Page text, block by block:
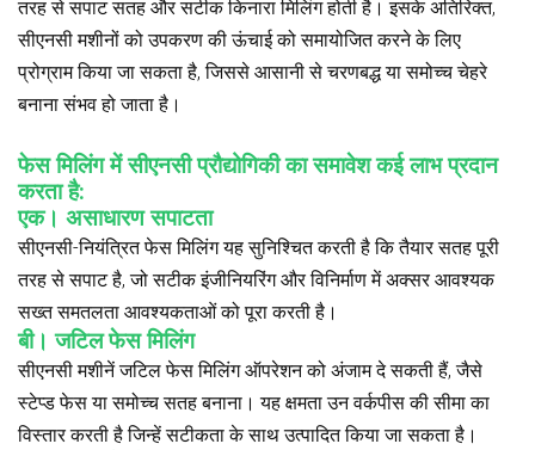
तरह से सपाट सतह और सटीक किनारा मिलिंग होती है। इसके अतिरिक्त,
सीएनसी मशीनों को उपकरण की ऊंचाई को समायोजित करने के लिए
प्रोग्राम किया जा सकता है, जिससे आसानी से चरणबद्ध या समोच्च चेहरे
बनाना संभव हो जाता है।
फेस मिलिंग में सीएनसी प्रौद्योगिकी का समावेश कई लाभ प्रदान
करता है:
एक। असाधारण सपाटता
सीएनसी-नियंत्रित फेस मिलिंग यह सुनिश्चित करती है कि तैयार सतह पूरी
तरह से सपाट है, जो सटीक इंजीनियरिंग और विनिर्माण में अक्सर आवश्यक
सख्त समतलता आवश्यकताओं को पूरा करती है।
बी। जटिल फेस मिलिंग
सीएनसी मशीनें जटिल फेस मिलिंग ऑपरेशन को अंजाम दे सकती हैं, जैसे
स्टेप्ड फेस या समोच्च सतह बनाना। यह क्षमता उन वर्कपीस की सीमा का
विस्तार करती है जिन्हें सटीकता के साथ उत्पादित किया जा सकता है।